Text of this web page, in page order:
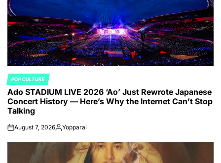
POSTED
IN
POP CULTURE
Ado STADIUM LIVE 2026 ‘Ao’ Just Rewrote Japanese
Concert History — Here’s Why the Internet Can’t Stop
Talking
onAugust 7, 2026Posted
Yopparai